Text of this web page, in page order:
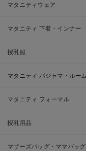
マタニティウェア
マタニティ 下着・インナー
授乳服
マタニティ パジャマ・ルー
マタニティ フォーマル
授乳用品
マザーズバッグ・ママバッグ